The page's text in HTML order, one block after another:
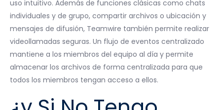
uso intuitivo. Además de funciones clásicas como chats
individuales y de grupo, compartir archivos o ubicación y
mensajes de difusión, Teamwire también permite realizar
videollamadas seguras. Un flujo de eventos centralizado
mantiene a los miembros del equipo al día y permite
almacenar los archivos de forma centralizada para que
todos los miembros tengan acceso a ellos.